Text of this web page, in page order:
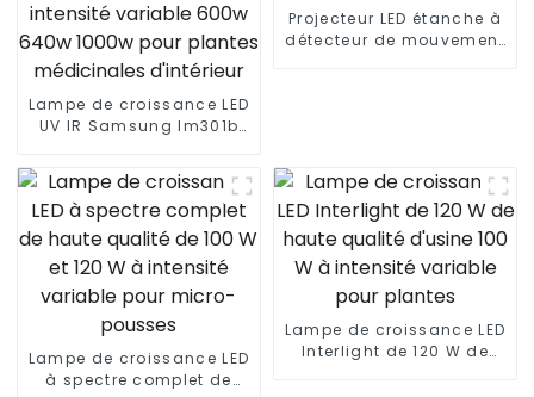
Lampe de croissance LED
UV IR Samsung lm301b
variable 600w 640w
1000w pour plantes
médicinales d'intérieur
Projecteur LED étanche à
détecteur de mouvement
Lampe de croissance LED
à spectre complet de
Lampe de croissance LED
Interlight de 120 W de